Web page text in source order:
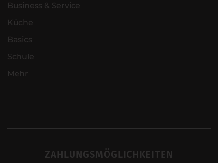
Business & Service
Küche
Basics
Schule
Mehr
ZAHLUNGSMÖGLICHKEITEN